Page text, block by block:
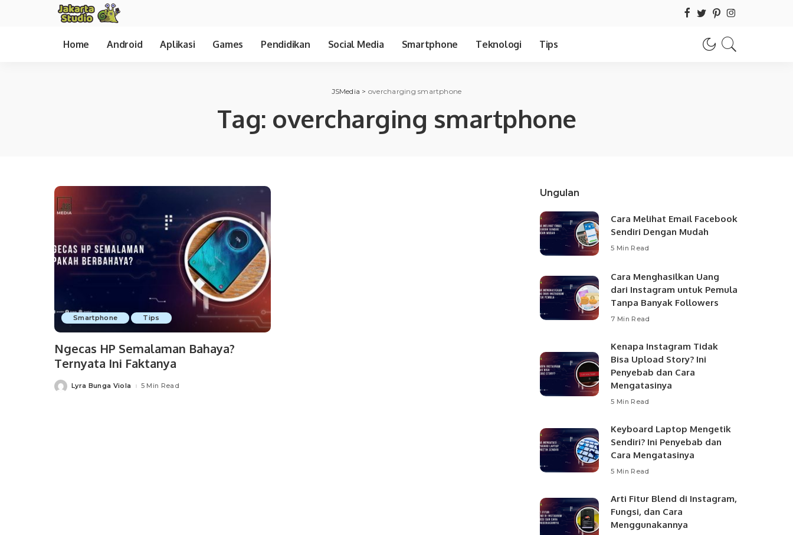
Home Android Aplikasi Games Pendidikan Social Media Smartphone Teknologi Tips
JSMedia > overcharging smartphone
Tag: overcharging smartphone
Smartphone Tips
Ngecas HP Semalaman Bahaya?
Ternyata Ini Faktanya
PostedLyra Bunga Viola 5 Min Read
Ungulan
Cara Melihat Email Facebook
Sendiri Dengan Mudah
5 Min Read
Cara Menghasilkan Uang
dari Instagram untuk Pemula
Tanpa Banyak Followers
7 Min Read
Kenapa Instagram Tidak
Bisa Upload Story? Ini
Penyebab dan Cara
Mengatasinya
5 Min Read
Keyboard Laptop Mengetik
Sendiri? Ini Penyebab dan
Cara Mengatasinya
5 Min Read
Arti Fitur Blend di Instagram,
Fungsi, dan Cara
Menggunakannya